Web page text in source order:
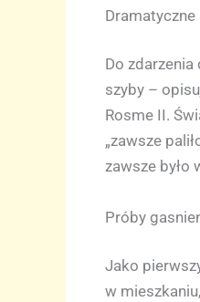
Dramatyczne
Do zdarzenia
szyby –
Rosme II.
„zawsze
zawsze było
Próby
Jako
w